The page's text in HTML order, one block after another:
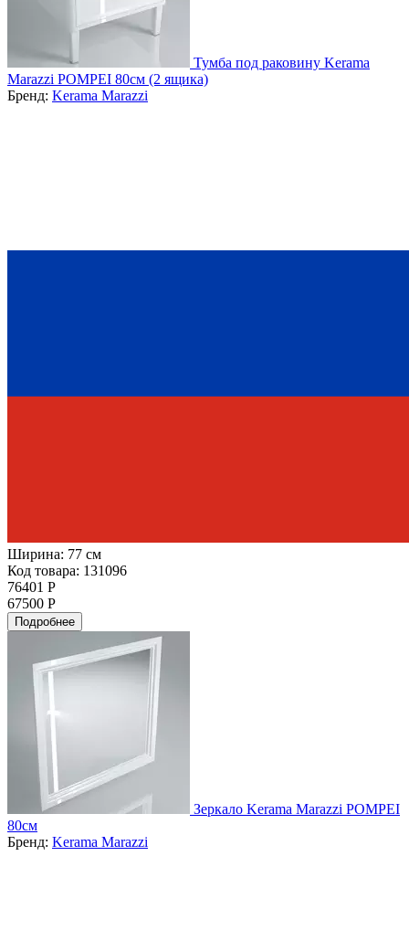
Тумба под раковину Kerama
Marazzi POMPEI 80см (2 ящика)
Бренд: Kerama Marazzi
Ширина: 77 см
Код товара: 131096
76401 Р
67500 Р
Подробнее
Зеркало Kerama Marazzi POMPEI
80см
Бренд: Kerama Marazzi